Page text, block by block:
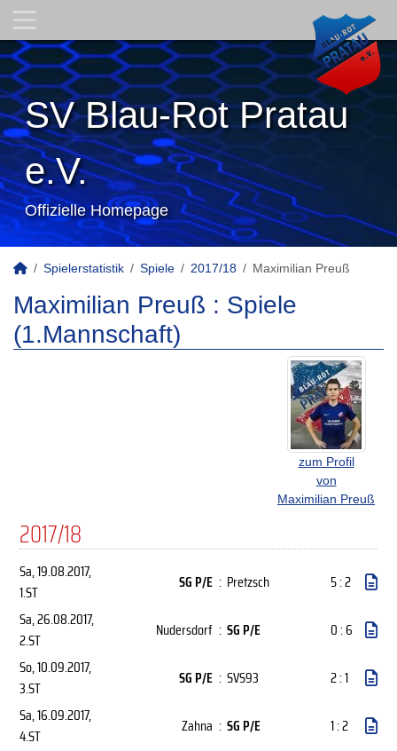
SV Blau-Rot Pratau
e.V.
Offizielle Homepage
Spielerstatistik Spiele 2017/18 Maximilian Preuß
Maximilian Preuß : Spiele
(1.Mannschaft)
zum Profil
von
Maximilian Preuß
2017/18
Sa, 19.08.2017,
1.ST
SG P/E : Pretzsch
5 : 2
Sa, 26.08.2017,
2.ST
Nudersdorf : SG P/E
0 : 6
So, 10.09.2017,
3.ST
SG P/E : SVS93
2 : 1
Sa, 16.09.2017,
4.ST
Zahna : SG P/E
1 : 2